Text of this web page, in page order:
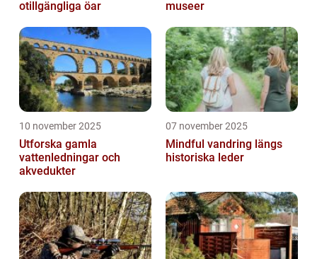
otillgängliga öar
museer
10 november 2025
Utforska gamla
vattenledningar och
akvedukter
07 november 2025
Mindful vandring längs
historiska leder